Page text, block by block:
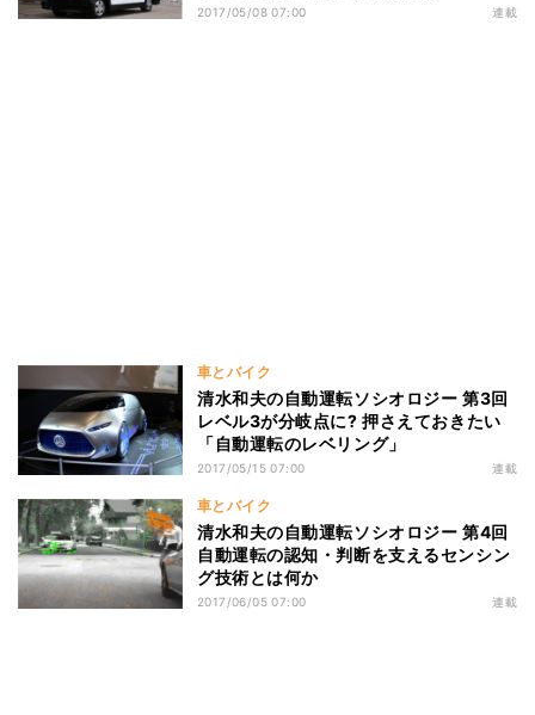
2017/05/08 07:00 連載
車とバイク
清水和夫の自動運転ソシオロジー 第3回
レベル3が分岐点に? 押さえておきたい
「自動運転のレベリング」
2017/05/15 07:00 連載
車とバイク
清水和夫の自動運転ソシオロジー 第4回
自動運転の認知・判断を支えるセンシン
グ技術とは何か
2017/06/05 07:00 連載